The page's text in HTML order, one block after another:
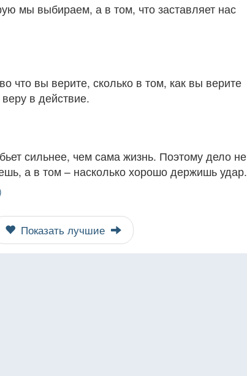
мы выбираем, а в том, что заставляет нас
что вы верите, сколько в том, как вы верите
в действие.
сильнее, чем сама жизнь. Поэтому дело не
а в том – насколько хорошо держишь удар.
Показать лучшие